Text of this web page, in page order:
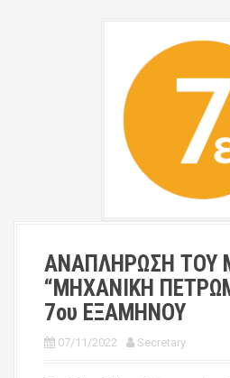
ΑΝΑΠΛΗΡΩΣΗ ΤΟΥ
“ΜΗΧΑΝΙΚΗ
7ου ΕΞΑΜΗΝΟΥ
07/11/2022 Secretary